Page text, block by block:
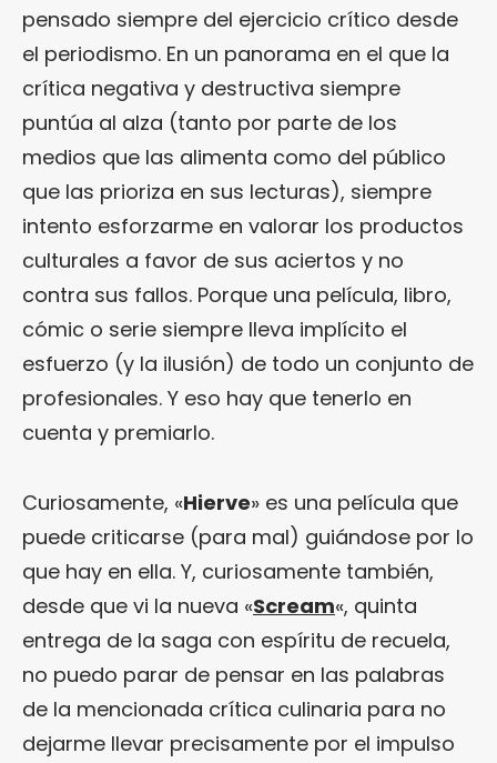
pensado siempre del ejercicio crítico desde
el periodismo. En un panorama en el que la
crítica negativa y destructiva siempre
puntúa al alza (tanto por parte de los
medios que las alimenta como del público
que las prioriza en sus lecturas), siempre
intento esforzarme en valorar los productos
culturales a favor de sus aciertos y no
contra sus fallos. Porque una película, libro,
cómic o serie siempre lleva implícito el
esfuerzo (y la ilusión) de todo un conjunto de
profesionales. Y eso hay que tenerlo en
cuenta y premiarlo.
Curiosamente, «Hierve» es una película que
puede criticarse (para mal) guiándose por lo
que hay en ella. Y, curiosamente también,
desde que vi la nueva «Scream«, quinta
entrega de la saga con espíritu de recuela,
no puedo parar de pensar en las palabras
de la mencionada crítica culinaria para no
dejarme llevar precisamente por el impulso